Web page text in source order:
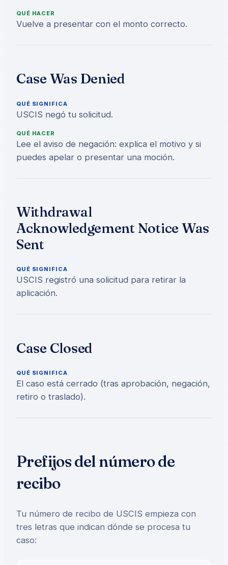
QUÉ HACER
Vuelve a presentar con el monto correcto.
Case Was Denied
QUÉ SIGNIFICA
USCIS negó tu solicitud.
QUÉ HACER
Lee el aviso de negación: explica el motivo y si
puedes apelar o presentar una moción.
Withdrawal
Acknowledgement Notice Was
Sent
QUÉ SIGNIFICA
USCIS registró una solicitud para retirar la
aplicación.
Case Closed
QUÉ SIGNIFICA
El caso está cerrado (tras aprobación, negación,
retiro o traslado).
Prefijos del número de
recibo
Tu número de recibo de USCIS empieza con
tres letras que indican dónde se procesa tu
caso: